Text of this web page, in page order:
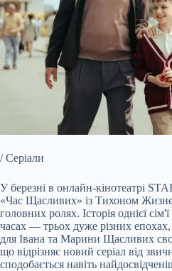
/ Серіали
У березні в онлайн-кінотеатрі
«Час Щасливих» із Тихоном
головних ролях. Історія однієї
часах — трьох дуже різних
для Івана та Марини Щасливих
що відрізняє новий серіал від
сподобається навіть